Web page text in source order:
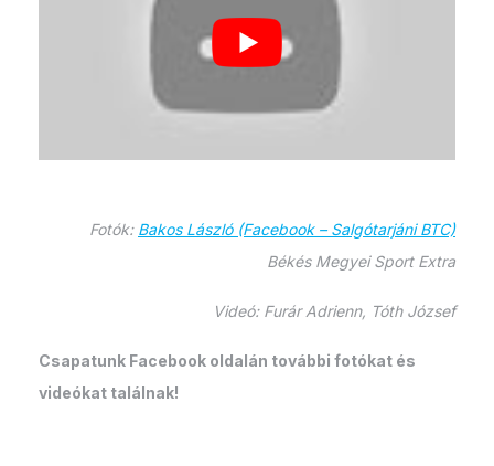
Fotók: Bakos László (Facebook – Salgótarjáni BTC)
Békés Megyei Sport Extra
Videó: Furár Adrienn, Tóth József
Csapatunk Facebook oldalán további fotókat és
videókat találnak!